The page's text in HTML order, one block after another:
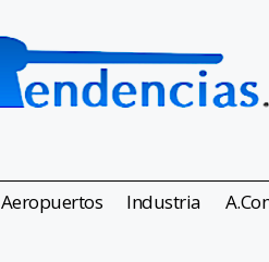
Aeropuertos Industria